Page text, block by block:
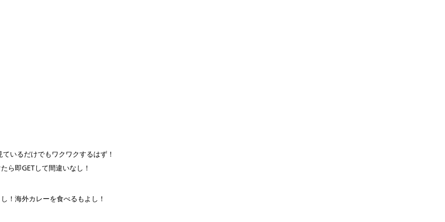
いるだけでもワクワクするはず！
ら即GETして間違いなし！
！海外カレーを食べるもよし！